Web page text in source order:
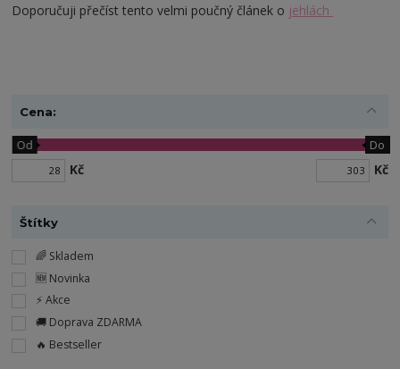
Doporučuji přečíst tento velmi poučný článek o jehlách
Cena:
Kč
Od Do
Kč
Štítky
🌈 Skladem
🆕 Novinka
⚡️ Akce
🚚 Doprava ZDARMA
🔥 Bestseller